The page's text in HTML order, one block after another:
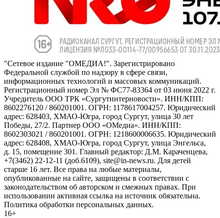
"Сетевое издание "ОМЕДИА!". Зарегистрировано
Федеральной службой по надзору в сфере связи,
информационных технологий и массовых коммуникаций.
Регистрационный номер Эл № ФС77-83364 от 03 июня 2022 г.
Учредитель ООО ТРК «Сургутинтерновости». ИНН/КПП:
8602276120 / 860201001. ОГРН: 1178617004257. Юридический
адрес: 628403, ХМАО-Югра, город Сургут, улица 30 лет
Победы, 27/2. Партнер ООО «ОМедиа». ИНН/КПП:
8602303021 / 860201001. ОГРН: 1218600006635. Юридический
адрес: 628408, ХМАО-Югра, город Сургут, улица Энгельса,
д. 15, помещение 301. Главный редактор: Д.М. Караченцева,
+7(3462) 22-12-11 (доб.6109), site@in-news.ru. Для детей
старше 16 лет. Все права на любые материалы,
опубликованные на сайте, защищены в соответствии с
законодательством об авторском и смежных правах. При
использовании активная ссылка на источник обязательна.
Политика обработки персональных данных.
16+